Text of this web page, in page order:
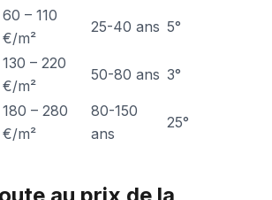
60 – 110
€/m²
25-40 ans 5°
130 – 220
€/m²
50-80 ans 3°
180 – 280
€/m²
80-150
ans
25°